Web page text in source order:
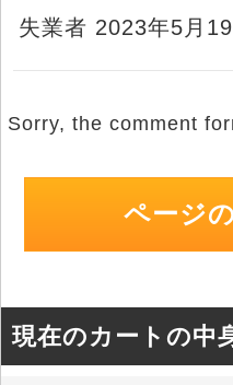
失業者 2023年5月19
Sorry, the comment
ページ
現在のカートの中